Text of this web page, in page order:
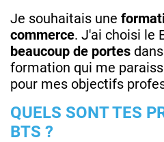
Je souhaitais une
commerce. J'ai choisi le
beaucoup de portes
formation qui me
pour mes objectifs
QUELS SONT TES
BTS ?